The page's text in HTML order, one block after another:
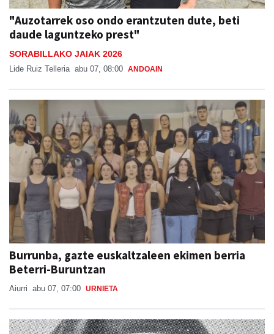
"Auzotarrek oso ondo erantzuten dute, beti
daude laguntzeko prest"
SORABILLAKO JAIAK 2026
Lide Ruiz Telleria abu 07, 08:00 ANDOAIN
Burrunba, gazte euskaltzaleen ekimen berria
Beterri-Buruntzan
Aiurri abu 07, 07:00 URNIETA